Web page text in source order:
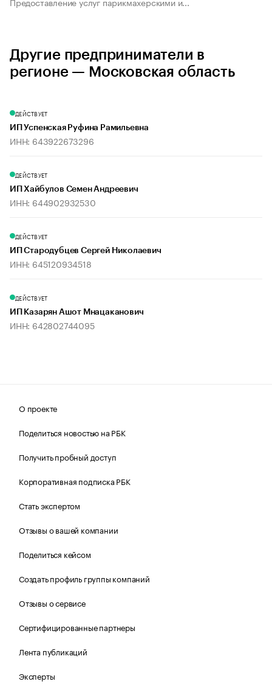
Другие предприниматели в
регионе — Московская область
ДЕЙСТВУЕТ
ИП Успенская Руфина Рамильевна
ИНН: 643922673296
ДЕЙСТВУЕТ
ИП Хайбулов Семен Андреевич
ИНН: 644902932530
ДЕЙСТВУЕТ
ИП Стародубцев Сергей Николаевич
ИНН: 645120934518
ДЕЙСТВУЕТ
ИП Казарян Ашот Мнацаканович
ИНН: 642802744095
О проекте
Поделиться новостью на РБК
Получить пробный доступ
Корпоративная подписка РБК
Стать экспертом
Отзывы о вашей компании
Поделиться кейсом
Создать профиль группы компаний
Отзывы о сервисе
Сертифицированные партнеры
Лента публикаций
Эксперты